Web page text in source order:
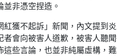
非憑空捏造。
獲不起訴」新聞，內文提到
會向被害人道歉，被害人聽
些言論，也並非純屬虛構，